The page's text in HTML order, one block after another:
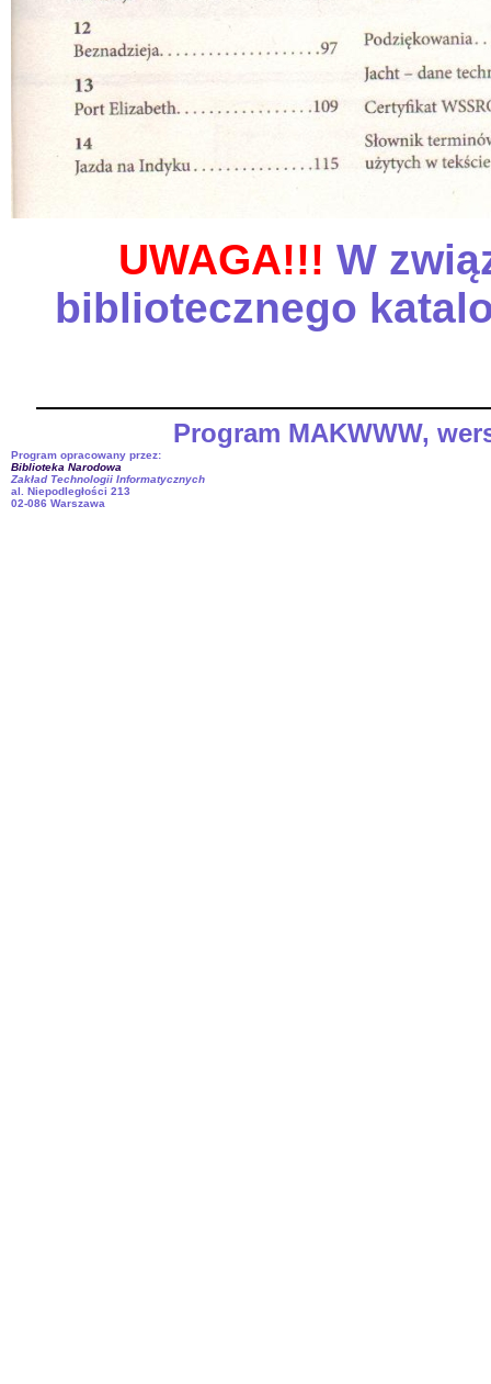
UWAGA!!! W
bibliotecznego
Program MAKWWW,
Program opracowany przez:
Biblioteka Narodowa
Zakład Technologii Informatycznych
al. Niepodległości 213
02-086 Warszawa